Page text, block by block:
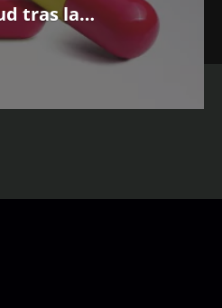
tras la
antibiótico